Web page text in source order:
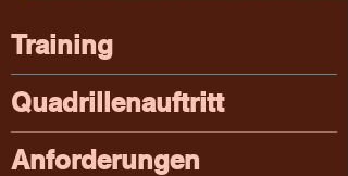
Training
Quadrillenauftritt
Anforderungen